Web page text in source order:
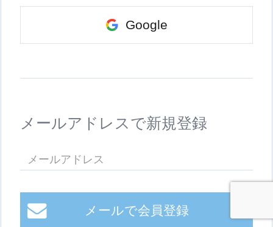
Google
メールアドレスで新規登録
メールで会員登録